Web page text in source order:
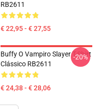
RB2611
€ 22,95 - € 27,55
Buffy O Vampiro Slayer T-Shirt
Clássico RB2611
€ 24,38 - € 28,06
-20%